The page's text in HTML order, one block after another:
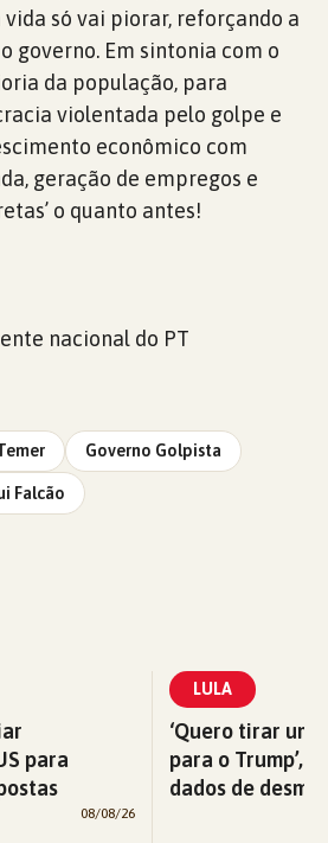
vida só vai piorar, reforçando a
governo. Em sintonia com o
da população, para
violentada pelo golpe e
econômico com
geração de empregos e
o quanto antes!
nacional do PT
Governo Golpista
Falcão
para
08/08/26
LULA
‘Quero tirar
para o Trump’,
dados de